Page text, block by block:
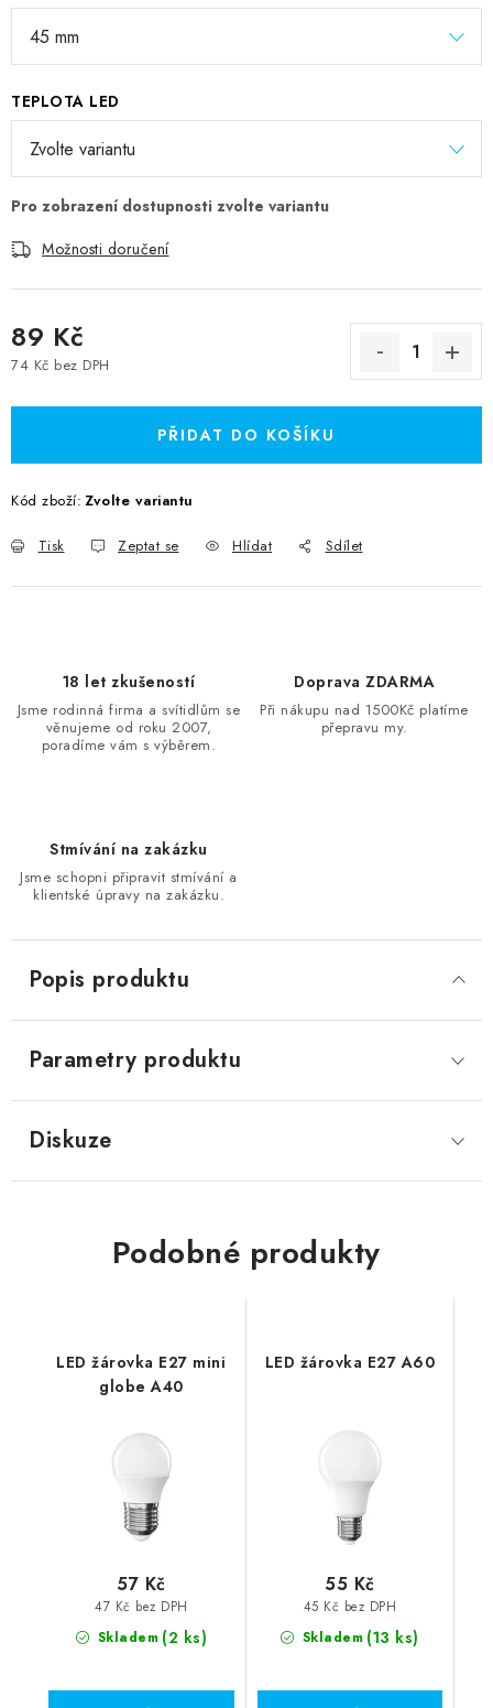
TEPLOTA LED
Možnosti doručení
89 Kč
74 Kč bez DPH
PŘIDAT DO KOŠÍKU
Kód zboží: Zvolte variantu
Tisk Zeptat se Hlídat Sdílet
18 let zkušeností
Jsme rodinná firma a svítidlům se
věnujeme od roku 2007,
poradíme vám s výběrem.
Doprava ZDARMA
Při nákupu nad 1500Kč platíme
přepravu my.
Stmívání na zakázku
Jsme schopni připravit stmívání a
klientské úpravy na zakázku.
Popis produktu
Parametry produktu
Diskuze
Podobné produkty
LED žárovka E27 mini
globe A40
Skladem (2 ks)
47 Kč bez DPH
57 Kč
LED žárovka E27 A60
Skladem (13 ks)
45 Kč bez DPH
55 Kč